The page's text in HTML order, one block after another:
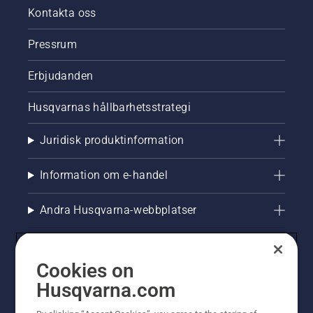
Kontakta oss
Pressrum
Erbjudanden
Husqvarnas hållbarhetsstrategi
Juridisk produktinformation
Information om e-handel
Andra Husqvarna-webbplatser
Cookies on
Husqvarna.com